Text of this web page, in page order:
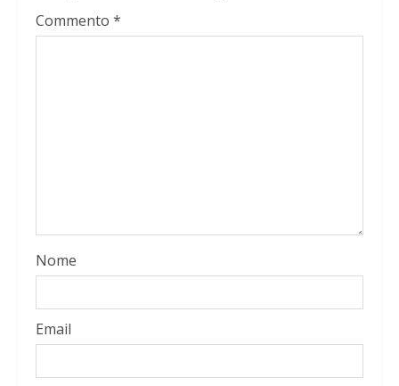
Commento *
Nome
Email